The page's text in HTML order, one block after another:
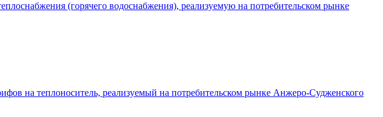
(горячего водоснабжения), реализуемую на потребительском рынке
на теплоноситель, реализуемый на потребительском рынке Анжеро-Судженского